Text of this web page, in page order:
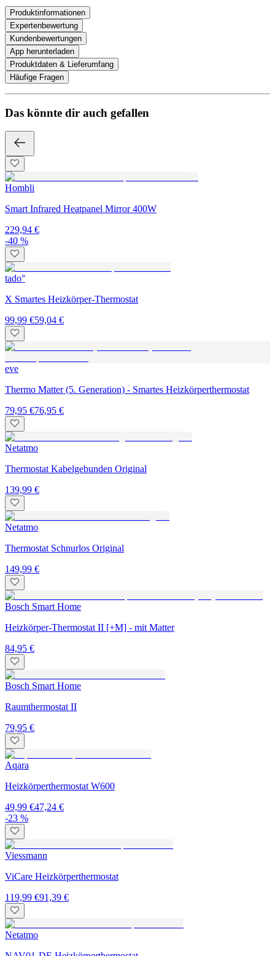
Produktinformationen
Expertenbewertung
Kundenbewertungen
App herunterladen
Produktdaten & Lieferumfang
Häufige Fragen
Das könnte dir auch gefallen
Hombli
Smart Infrared Heatpanel Mirror 400W
229,94 €
-40 %
tado°
X Smartes Heizkörper-Thermostat
99,99 €59,04 €
eve
Thermo Matter (5. Generation) - Smartes Heizkörperthermostat
79,95 €76,95 €
Netatmo
Thermostat Kabelgebunden Original
139,99 €
Netatmo
Thermostat Schnurlos Original
149,99 €
Bosch Smart Home
Heizkörper-Thermostat II [+M] - mit Matter
84,95 €
Bosch Smart Home
Raumthermostat II
79,95 €
Aqara
Heizkörperthermostat W600
49,99 €47,24 €
-23 %
Viessmann
ViCare Heizkörperthermostat
119,99 €91,39 €
Netatmo